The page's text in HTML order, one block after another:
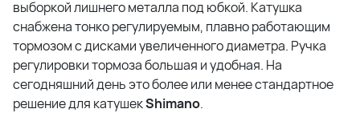
выборкой лишнего металла под юбкой. Катушка
снабжена тонко регулируемым, плавно работающим
тормозом с дисками увеличенного диаметра. Ручка
регулировки тормоза большая и удобная. На
сегодняшний день это более или менее стандартное
решение для катушекShimano.